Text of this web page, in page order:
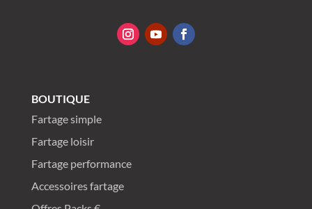
BOUTIQUE
Fartage simple
Fartage loisir
Fartage performance
Accessoires fartage
Entrez votre adresse e-mail pour commencer à discuter
Email Address